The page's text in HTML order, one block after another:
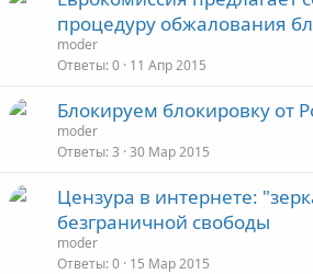
процедуру обжалования
moder
Ответы 0 11 Апр 2015
Блокируем блокировку от
moder
Ответы 3 30 Мар 2015
Цензура в интернете:
безграничной свободы
moder
Ответы 0 15 Мар 2015